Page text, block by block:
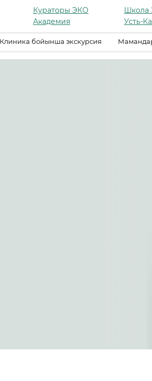
Кураторы ЭКО
Академия
Школа
Усть-
Клиника бойынша экскурсия